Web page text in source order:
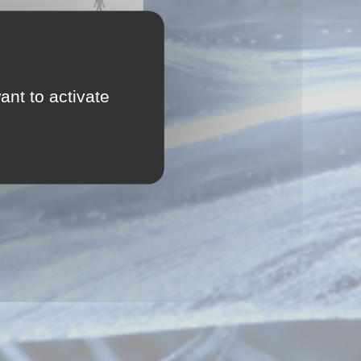
to activate